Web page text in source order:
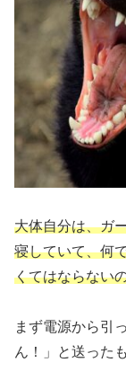
大体自分は、ガ
寝していて、何
くてはならない
まず電源から引
ん！」と送った